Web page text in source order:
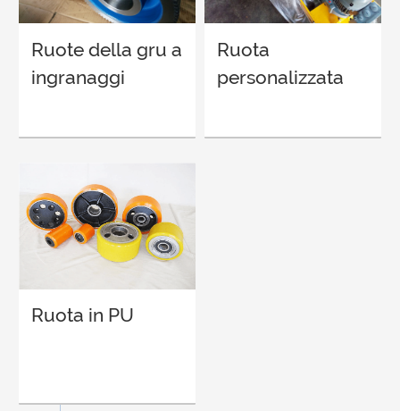
Ruote della gru a
ingranaggi
Ruota
personalizzata
Ruota in PU